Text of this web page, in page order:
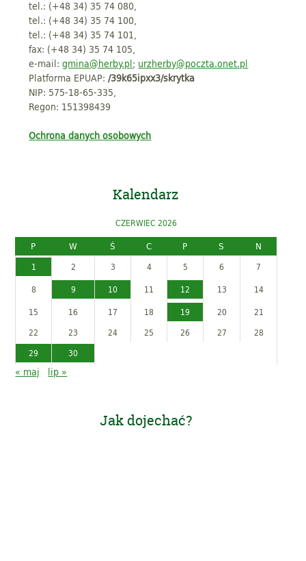
tel.: (+48 34) 35 74 080,
tel.: (+48 34) 35 74 100,
tel.: (+48 34) 35 74 101,
fax: (+48 34) 35 74 105,
e-mail:gmina@herby.pl; urzherby@poczta.onet.pl
Platforma EPUAP:/39k65ipxx3/skrytka
NIP: 575-18-65-335,
Regon: 151398439
Ochrona danych osobowych
Kalendarz
CZERWIEC 2026
P
W Ś C P S
N
1
2 3 4 5 6
7
8
9 10 11 12 13
14
15
16 17 18 19 20
21
22
23 24 25 26 27
28
29
30
« maj lip »
Jak dojechać?